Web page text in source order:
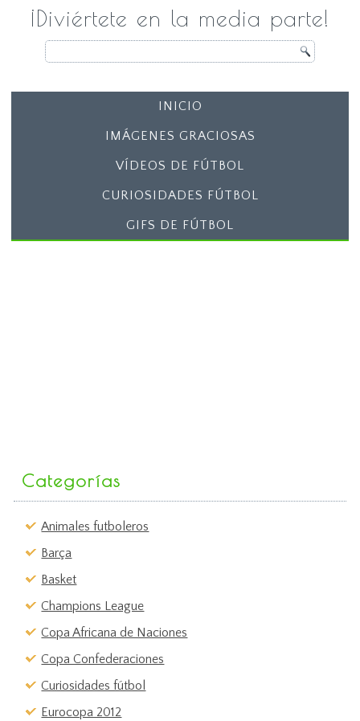
¡Diviértete en la media parte!
INICIO
IMÁGENES GRACIOSAS
VÍDEOS DE FÚTBOL
CURIOSIDADES FÚTBOL
GIFS DE FÚTBOL
Categorías
Animales futboleros
Barça
Basket
Champions League
Copa Africana de Naciones
Copa Confederaciones
Curiosidades fútbol
Eurocopa 2012